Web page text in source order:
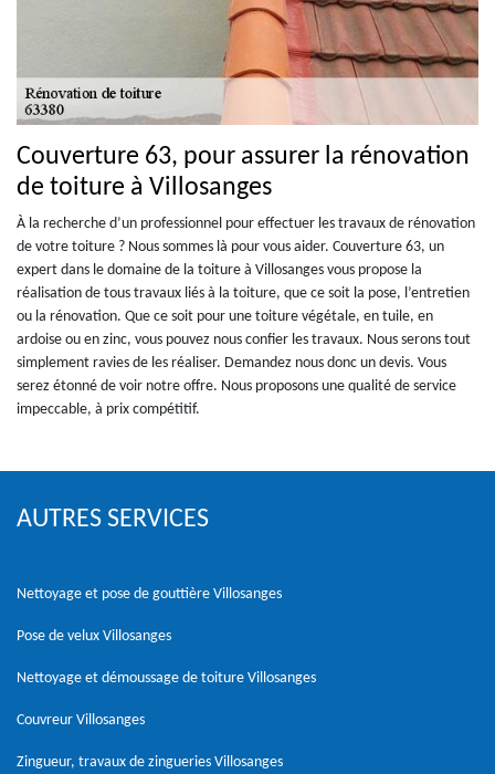
Couverture 63, pour assurer la rénovation
de toiture à Villosanges
À la recherche d’un professionnel pour effectuer les travaux de rénovation
de votre toiture ? Nous sommes là pour vous aider. Couverture 63, un
expert dans le domaine de la toiture à Villosanges vous propose la
réalisation de tous travaux liés à la toiture, que ce soit la pose, l’entretien
ou la rénovation. Que ce soit pour une toiture végétale, en tuile, en
ardoise ou en zinc, vous pouvez nous confier les travaux. Nous serons tout
simplement ravies de les réaliser. Demandez nous donc un devis. Vous
serez étonné de voir notre offre. Nous proposons une qualité de service
impeccable, à prix compétitif.
AUTRES SERVICES
Nettoyage et pose de gouttière Villosanges
Pose de velux Villosanges
Nettoyage et démoussage de toiture Villosanges
Couvreur Villosanges
Zingueur, travaux de zingueries Villosanges